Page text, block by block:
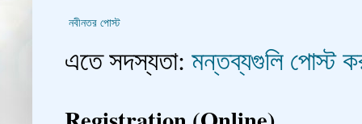
নবীনতর পোস্ট
এতে সদস্যতা: মন্তব্যগুলি পোস্ট